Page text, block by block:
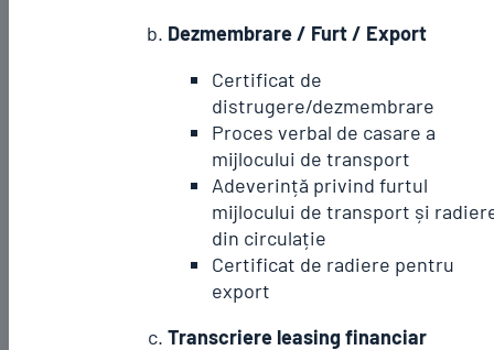
Dezmembrare / Furt / Export
Certificat de
distrugere/dezmembrare
Proces verbal de casare a
mijlocului de transport
Adeverință privind furtul
mijlocului de transport și
din circulație
Certificat de radiere pentru
export
Transcriere leasing financiar